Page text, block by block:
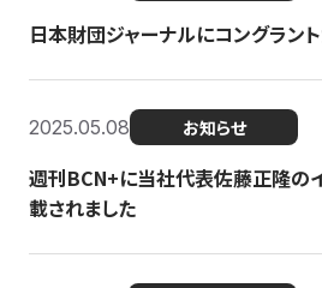
日本財団ジャーナルにコングラン
2025.05.08 お知らせ
週刊BCN+に当社代表佐藤正隆の
載されました